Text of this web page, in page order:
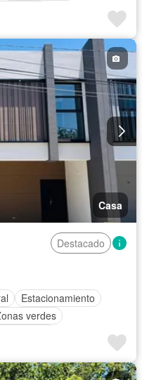
Casa
Destacado
Estacionamiento
verdes
amueblar